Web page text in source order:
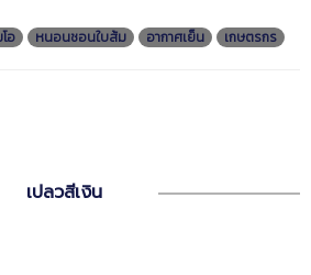
อ หนอนชอนใบส้ม อากาศเย็น เกษตรกร
เปลวสีเงิน